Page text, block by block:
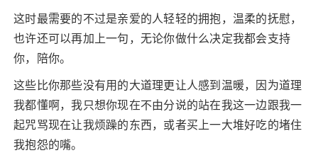
这时最需要的不过是亲爱的人轻轻的拥抱，温柔的抚慰，
也许还可以再加上一句，无论你做什么决定我都会支持
你，陪你。
这些比你那些没有用的大道理更让人感到温暖，因为道理
我都懂啊，我只想你现在不由分说的站在我这一边跟我一
起咒骂现在让我烦躁的东西，或者买上一大堆好吃的堵住
我抱怨的嘴。